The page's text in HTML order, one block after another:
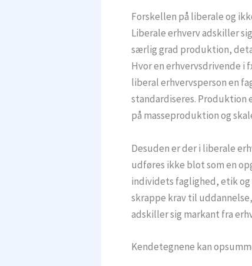
Forskellen på liberale og
Liberale erhverv adskiller
særlig grad produktion,
Hvor en erhvervsdrivende
liberal erhvervsperson en
standardiseres. Produktion
på masseproduktion og
Desuden er der i liberale
udføres ikke blot som en
individets faglighed, etik
skrappe krav til
adskiller sig markant fra
Kendetegnene kan